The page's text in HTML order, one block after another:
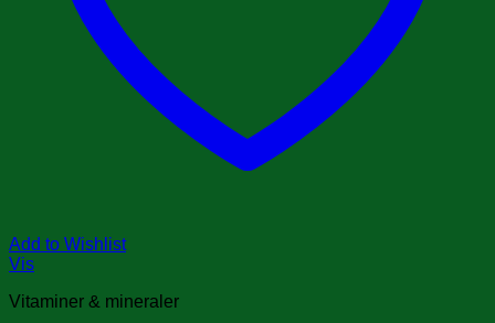
Add to Wishlist
Vis
Vitaminer & mineraler